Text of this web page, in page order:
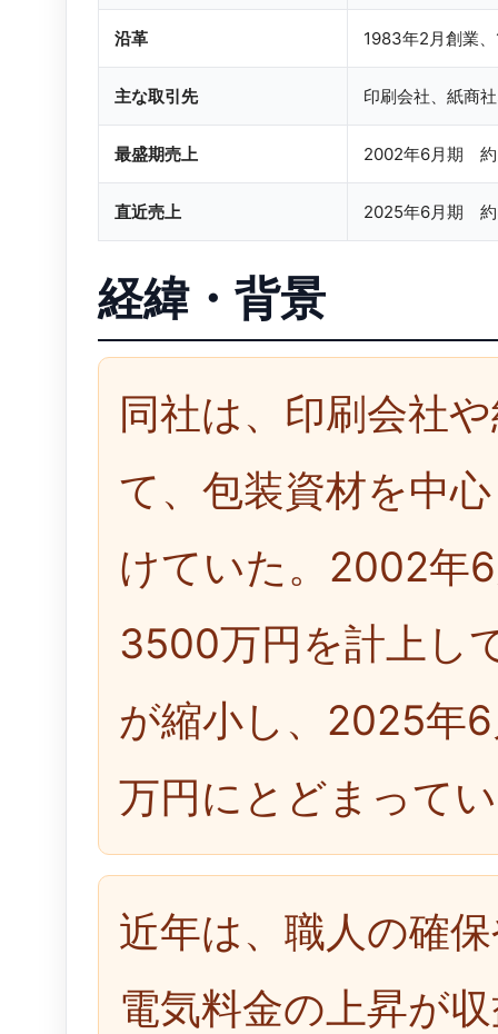
沿革 1983年2月創業
主な取引先 印刷会社、紙商
最盛期売上 2002年6月期
直近売上 2025年6月期
経緯・背景
同社は、印刷会社
て、包装資材を中
けていた。2002年
3500万円を計上し
が縮小し、2025年
万円にとどまって
近年は、職人の確
電気料金の上昇が